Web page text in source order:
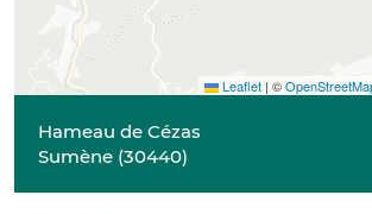
Leaflet | ©
Hameau de Cézas
Sumène (30440)